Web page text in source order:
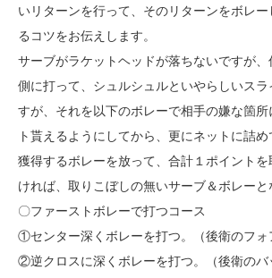
いリターンを行って、そのリターンをボレ
るコツをお伝えします。
サーブがラケットヘッドが落ちないですが、
側に打って、シュルシュルといやらしいスラ
すが、それを以下のボレーで相手の嫌な箇
ト貰えるようにしてから、更にネットに詰
獲得するボレーを放って、合計１ポイント
ければ、取りこぼしの無いサーブ＆ボレーと
〇ファーストボレーで打つコース
①センター深くボレーを打つ。（後衛のフォ
②逆クロスに深くボレーを打つ。（後衛のバ